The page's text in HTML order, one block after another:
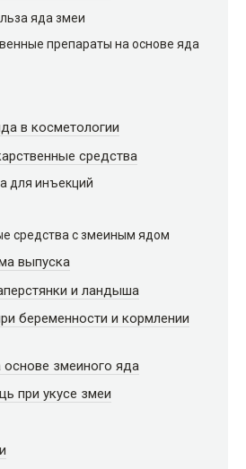
яда змеи
препараты на основе яда
в косметологии
средства
для инъекций
средства с змеиным ядом
выпускa
и ландыша
беременности и кормлении
змеиного яда
при укусе змеи